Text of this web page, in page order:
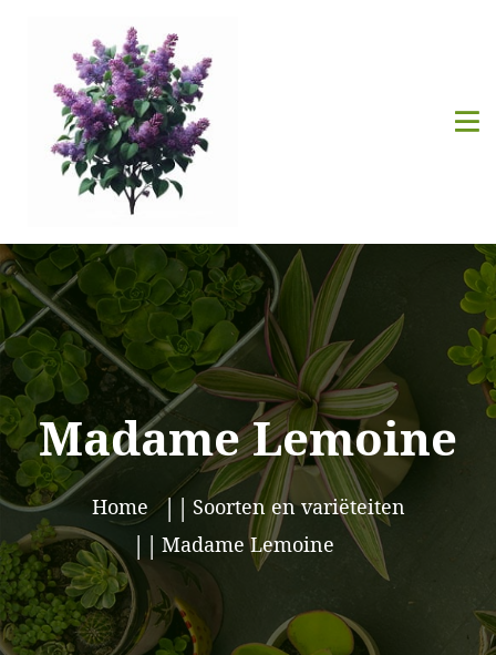
Madame Lemoine
Home
Soorten en variëteiten
Madame Lemoine